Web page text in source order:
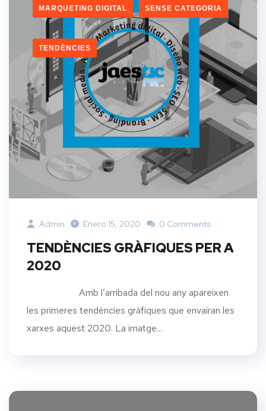
MARQUETING DIGITAL SENSE CATEGORIA
TENDÈNCIES
Admin Enero 15, 2020 0 Comments
TENDÈNCIES GRÀFIQUES PER A
2020
Amb l’arribada del nou any apareixen
les primeres tendències gràfiques que envairan les
xarxes aquest 2020. La imatge...